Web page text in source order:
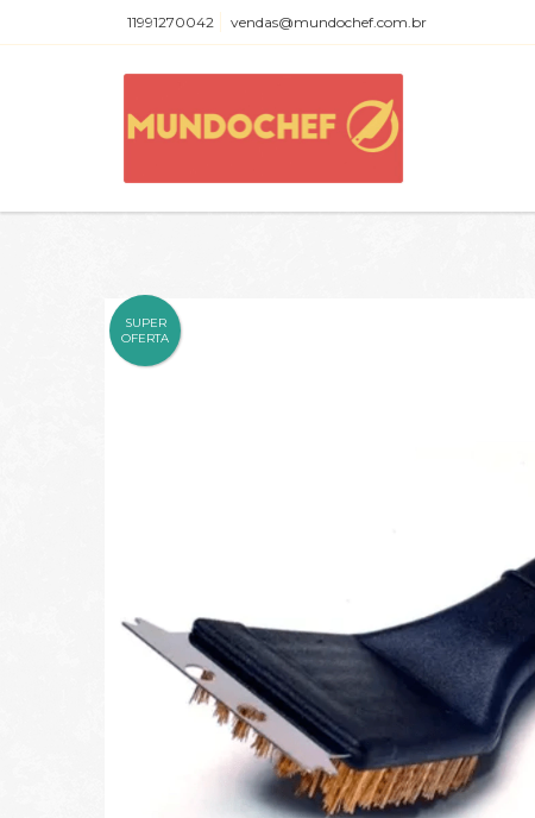
11991270042 vendas@mundochef.com.br
SUPER
OFERTA